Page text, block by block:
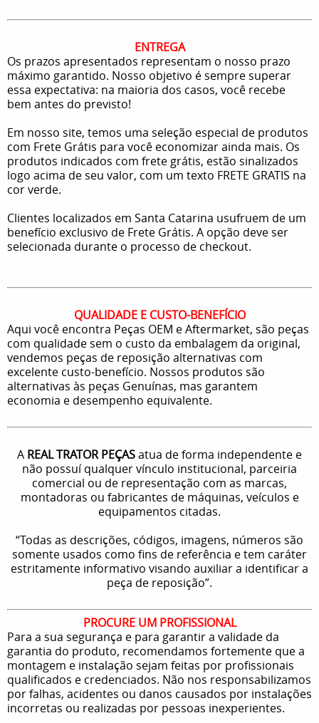
ENTREGA
Os prazos apresentados representam o nosso prazo
máximo garantido. Nosso objetivo é sempre superar
essa expectativa: na maioria dos casos, você recebe
bem antes do previsto!
Em nosso site, temos uma seleção especial de produtos
com Frete Grátis para você economizar ainda mais. Os
produtos indicados com frete grátis, estão sinalizados
logo acima de seu valor, com um texto FRETE GRATIS na
cor verde.
Clientes localizados em Santa Catarina usufruem de um
benefício exclusivo de Frete Grátis. A opção deve ser
selecionada durante o processo de checkout.
QUALIDADE E CUSTO-BENEFÍCIO
Aqui você encontra Peças OEM e Aftermarket, são peças
com qualidade sem o custo da embalagem da original,
vendemos peças de reposição alternativas com
excelente custo-benefício. Nossos produtos são
alternativas às peças Genuínas, mas garantem
economia e desempenho equivalente.
A REAL TRATOR PEÇASatua de forma independente e
não possuí qualquer vínculo institucional, parceiria
comercial ou de representação com as marcas,
montadoras ou fabricantes de máquinas, veículos e
equipamentos citadas.
“Todas as descrições, códigos, imagens, números são
somente usados como fins de referência e tem caráter
estritamente informativo visando auxiliar a identificar a
peça de reposição”.
PROCURE UM PROFISSIONAL
Para a sua segurança e para garantir a validade da
garantia do produto, recomendamos fortemente que a
montagem e instalação sejam feitas por profissionais
qualificados e credenciados. Não nos responsabilizamos
por falhas, acidentes ou danos causados por instalações
incorretas ou realizadas por pessoas inexperientes.